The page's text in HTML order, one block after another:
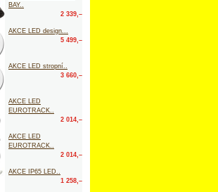
BAY..
2 339,–
AKCE LED design...
5 499,–
AKCE LED stropní..
3 660,–
AKCE LED
EUROTRACK..
2 014,–
AKCE LED
EUROTRACK..
2 014,–
AKCE IP65 LED..
1 258,–